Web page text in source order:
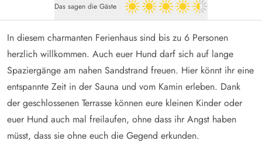
Das sagen die Gäste 4.5 von 5
In diesem charmanten Ferienhaus sind bis zu 6 Personen
herzlich willkommen. Auch euer Hund darf sich auf lange
Spaziergänge am nahen Sandstrand freuen. Hier könnt ihr eine
entspannte Zeit in der Sauna und vom Kamin erleben. Dank
der geschlossenen Terrasse können eure kleinen Kinder oder
euer Hund auch mal freilaufen, ohne dass ihr Angst haben
müsst, dass sie ohne euch die Gegend erkunden.